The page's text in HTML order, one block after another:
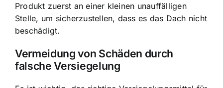
Produkt zuerst an einer kleinen unauffälligen
Stelle, um sicherzustellen, dass es das Dach nicht
beschädigt.
Vermeidung von Schäden durch
falsche Versiegelung